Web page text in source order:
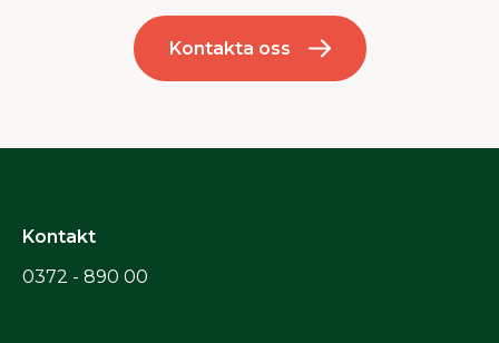
Kontakta oss
Kontakt
0372 - 890 00